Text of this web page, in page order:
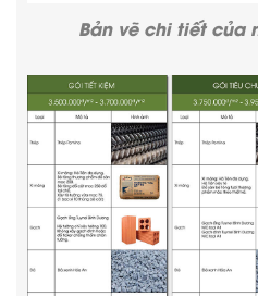
Bản vẽ chi tiết của